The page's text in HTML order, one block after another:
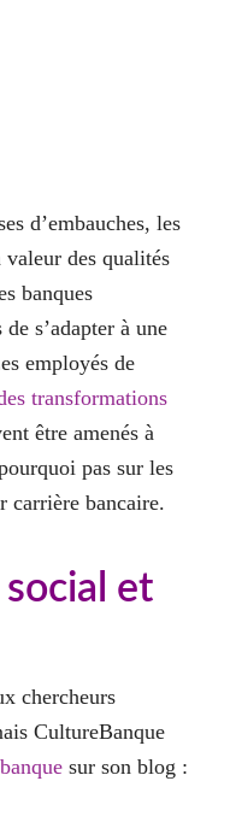
d’embauches, les
des qualités
banques
s’adapter à une
employés de
transformations
être amenés à
pas sur les
carrière bancaire.
et
chercheurs
CultureBanque
sur son blog :